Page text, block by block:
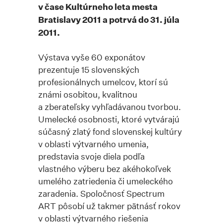
v čase Kultúrneho leta mesta
Bratislavy 2011 a potrvá do 31. júla
2011.
Výstava vyše 60 exponátov
prezentuje 15 slovenských
profesionálnych umelcov, ktorí sú
známi osobitou, kvalitnou
a zberateľsky vyhľadávanou tvorbou.
Umelecké osobnosti, ktoré vytvárajú
súčasný zlatý fond slovenskej kultúry
v oblasti výtvarného umenia,
predstavia svoje diela podľa
vlastného výberu bez akéhokoľvek
umelého zatriedenia či umeleckého
zaradenia. Spoločnosť Spectrum
ART pôsobí už takmer pätnásť rokov
v oblasti výtvarného riešenia